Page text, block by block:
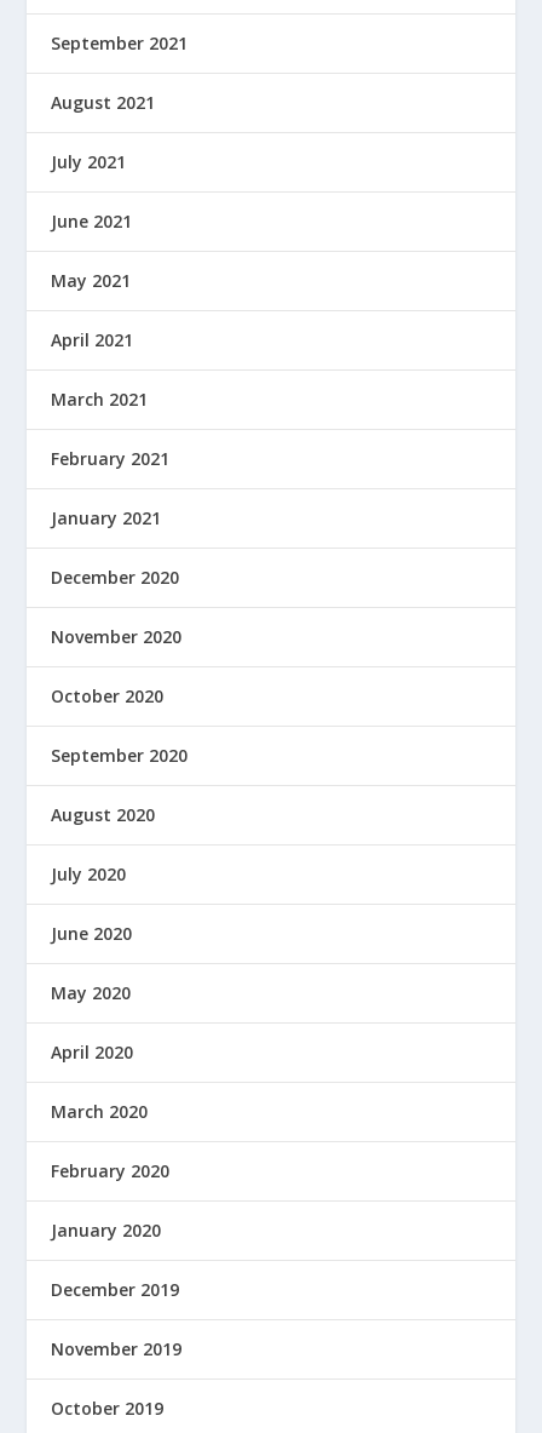
September 2021
August 2021
July 2021
June 2021
May 2021
April 2021
March 2021
February 2021
January 2021
December 2020
November 2020
October 2020
September 2020
August 2020
July 2020
June 2020
May 2020
April 2020
March 2020
February 2020
January 2020
December 2019
November 2019
October 2019